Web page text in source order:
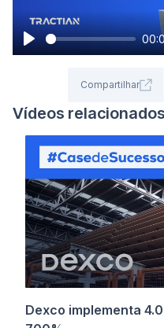
Play
Compartilhar
Vídeos relacionados
Dexco implementa